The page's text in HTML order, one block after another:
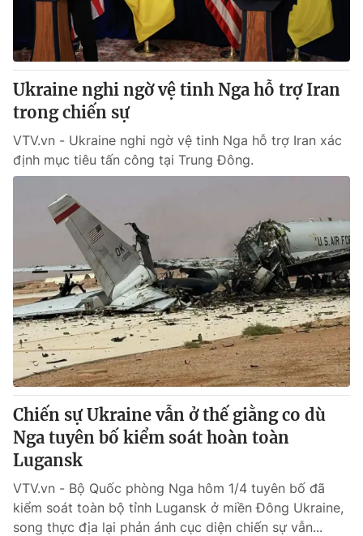
Thị trường 24h Tấm lòng Việt
VTV4 Vươn mình bằng AI
VTV9
Liên hệ tòa soạn English
THỜI BÁO VTV
Theo dõi báo trên
Cơ quan chủ quản:Đài Truyền hình Việt Nam
Cơ quan báo chí:Thời báo VTV
Giấy phép hoạt động báo in và báo điện tử số 483/GP-BTTTT
cấp ngày 29/12/2023
Tổng Biên tập: Vũ Thanh Thủy
Phó Tổng Biên tập:Nguyễn Thị Mỹ Hạnh, Phạm Quốc Thắng,
Nguyễn Trọng Ninh
Ðiện thoại Thời báo VTV:
024.66 897 897
Email: toasoan@vtv.vn
Ukraine nghi ngờ vệ tinh Nga hỗ trợ Iran
trong chiến sự
VTV.vn - Ukraine nghi ngờ vệ tinh Nga hỗ trợ Iran xác
định mục tiêu tấn công tại Trung Đông.
Chiến sự Ukraine vẫn ở thế giằng co dù
Nga tuyên bố kiểm soát hoàn toàn
Lugansk
VTV.vn - Bộ Quốc phòng Nga hôm 1/4 tuyên bố đã
kiểm soát toàn bộ tỉnh Lugansk ở miền Đông Ukraine,
song thực địa lại phản ánh cục diện chiến sự vẫn...